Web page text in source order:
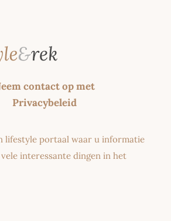
contact op met
Privacybeleid
lifestyle portaal waar u informatie
interessante dingen in het